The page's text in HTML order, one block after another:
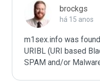
brockgs
há 15 anos
m1sex.info was
URIBL (URI based